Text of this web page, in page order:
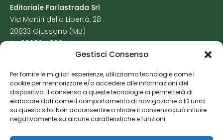
Gestisci Consenso
Per fornire le migliori esperienze, utilizziamo tecnologie come i
cookie per memorizzare e/o accedere alle informazioni del
dispositivo. Il consenso a queste tecnologie ci permetterà di
elaborare dati come il comportamento di navigazione o ID unici
su questo sito. Non acconsentire o ritirare il consenso può influire
negativamente su alcune caratteristiche e funzioni.
Editoriale Farlastrada Srl
Via Martiri della Libertà, 28
20833 Giussano (MB)
P.I. 06982770965
Cookie Policy
Risorse Aggiuntive